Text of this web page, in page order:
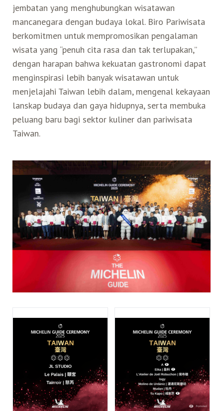
jembatan yang menghubungkan wisatawan
mancanegara dengan budaya lokal. Biro Pariwisata
berkomitmen untuk mempromosikan pengalaman
wisata yang “penuh cita rasa dan tak terlupakan,”
dengan harapan bahwa kekuatan gastronomi dapat
menginspirasi lebih banyak wisatawan untuk
menjelajahi Taiwan lebih dalam, mengenal kekayaan
lanskap budaya dan gaya hidupnya, serta membuka
peluang baru bagi sektor kuliner dan pariwisata
Taiwan.